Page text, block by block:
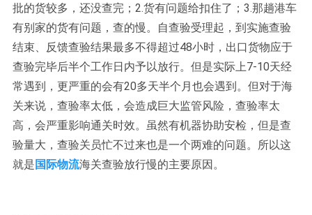
批的货较多，还没查完；2.货有问题给扣住了；3.那趟港车
有别家的货有问题，查的慢。自查验受理起，到实施查验
结束、反馈查验结果最多不得超过48小时，出口货物应于
查验完毕后半个工作日内予以放行。但是实际上7-10天经
常遇到，更严重的会有20多天半个月也会遇到。但对于海
关来说，查验率太低，会造成巨大监管风险，查验率太
高，会严重影响通关时效。虽然有机器协助安检，但是查
验量大，查验关员忙不过来也是一个两难的问题。所以这
就是 国际物流海关查验放行慢的主要原因。